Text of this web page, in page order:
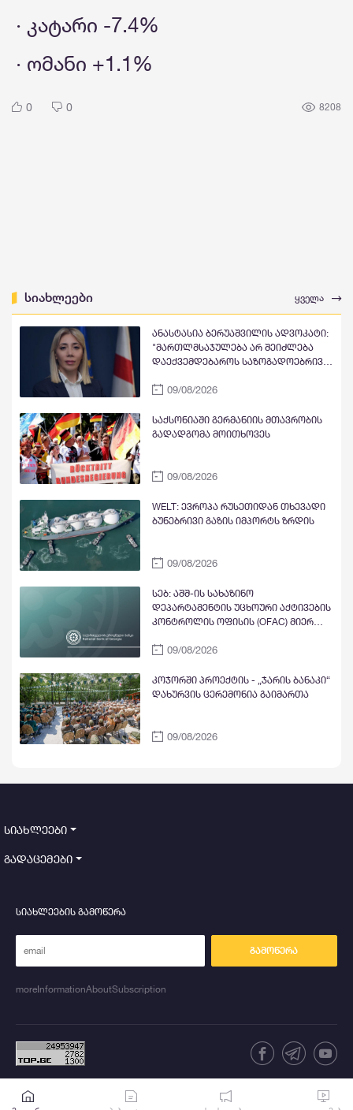
· კატარი -7.4%
· ომანი +1.1%
0 0 8208
სიახლეები ყველა
ანასტასია ბერუაშვილის ადვოკატი:
"მართლმსაჯულება არ შეიძლება
დაექვემდებაროს საზოგადოებრივი
წინასწარ შექმნილ საზოგადოებრივ
09/08/2026
საქსონიაში გერმანიის მთავრობის
გადადგომა მოითხოვეს
09/08/2026
WELT: ევროპა რუსეთიდან თხევადი
ბუნებრივი გაზის იმპორტს ზრდის
09/08/2026
სებ: აშშ-ის სახაზინო
დეპარტამენტის უცხოური აქტივების
კონტროლის ოფისის (OFAC) მიერ
წარმოადგენს საქართველოს
სუბიექტს
09/08/2026
კოჯორში პროექტის - „ჯარის ბანაკი“
დახურვის ცერემონია გაიმართა
09/08/2026
სიახლეები
გადაცემები
სიახლეების გამოწერა
გამოწერა
moreInformationAboutSubscription